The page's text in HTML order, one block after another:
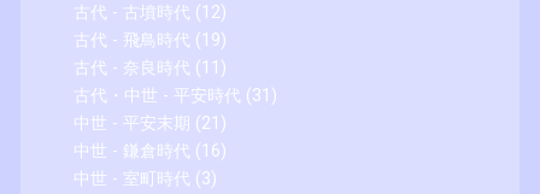
古代 - 古墳時代 (12)
古代 - 飛鳥時代 (19)
古代 - 奈良時代 (11)
古代・中世 - 平安時代 (31)
中世 - 平安末期 (21)
中世 - 鎌倉時代 (16)
中世 - 室町時代 (3)